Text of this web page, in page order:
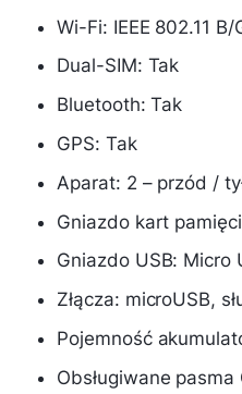
Wi-Fi: IEEE 802.11 B/
Dual-SIM: Tak
Bluetooth: Tak
GPS: Tak
Aparat: 2 – przód /
Gniazdo kart
Gniazdo USB: Micro
Złącza: microUSB,
Pojemność
Obsługiwane pasma